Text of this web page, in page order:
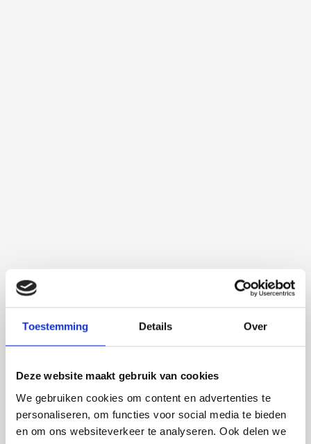
Toestemming Details Over
Deze website maakt gebruik van cookies
We gebruiken cookies om content en advertenties te
personaliseren, om functies voor social media te bieden
en om ons websiteverkeer te analyseren. Ook delen we